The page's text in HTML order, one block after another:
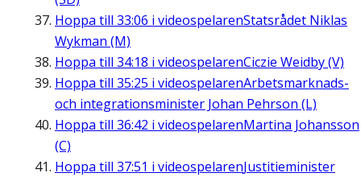
Hoppa till 33:06 i videospelarenStatsrådet Niklas
Wykman (M)
Hoppa till 34:18 i videospelarenCiczie Weidby (V)
Hoppa till 35:25 i videospelarenArbetsmarknads-
och integrationsminister Johan Pehrson (L)
Hoppa till 36:42 i videospelarenMartina Johansson
(C)
Hoppa till 37:51 i videospelarenJustitieminister